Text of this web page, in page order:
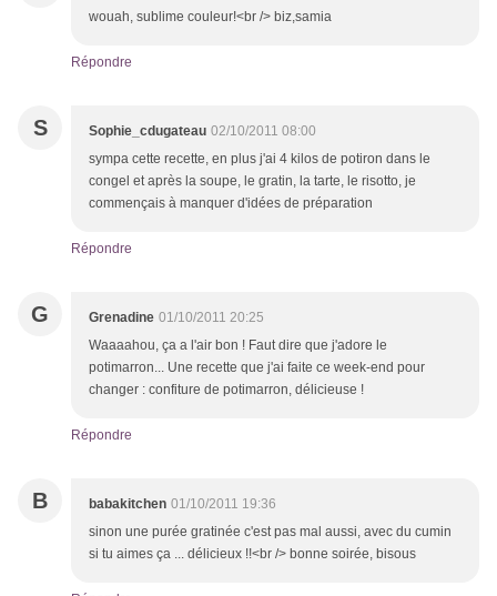
wouah, sublime couleur!<br /> biz,samia
Répondre
S Sophie_cdugateau 02/10/2011 08:00
sympa cette recette, en plus j'ai 4 kilos de potiron dans le
congel et après la soupe, le gratin, la tarte, le risotto, je
commençais à manquer d'idées de préparation
Répondre
G Grenadine 01/10/2011 20:25
Waaaahou, ça a l'air bon ! Faut dire que j'adore le
potimarron... Une recette que j'ai faite ce week-end pour
changer : confiture de potimarron, délicieuse !
Répondre
B babakitchen 01/10/2011 19:36
sinon une purée gratinée c'est pas mal aussi, avec du cumin
si tu aimes ça ... délicieux !!<br /> bonne soirée, bisous